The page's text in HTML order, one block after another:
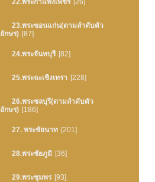
22.พระกำแพงเพชร [26]
23.พระขอนแก่น(ตามลำดับตัว
อักษร) [87]
24.พระจันทบุรี [82]
25.พระฉะเชิงเทรา [228]
26.พระชลบุรี(ตามลำดับตัว
อักษร) [186]
27. พระชัยนาท [201]
28.พระชัยภูมิ [36]
29.พระชุมพร [93]